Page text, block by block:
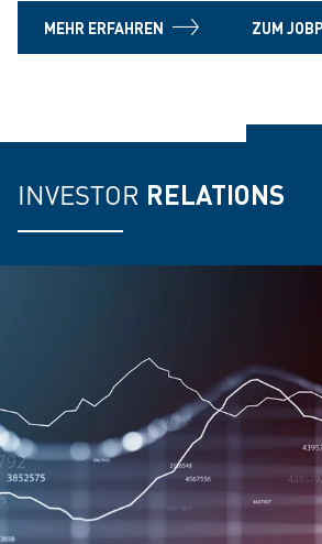
MEHR ERFAHREN ZUM
INVESTOR RELATIONS